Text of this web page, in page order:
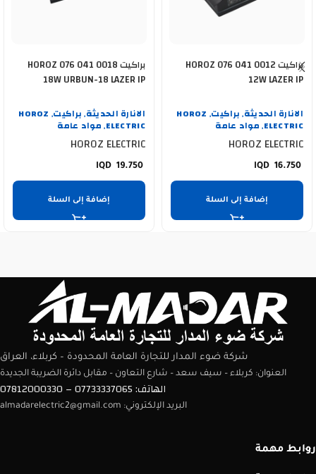
براكيت HOROZ 076 041 0012
12W LAZER IP
الانارة الحديثة, براكيت,
HOROZ
ELECTRIC
, مواد عامة
HOROZ ELECTRIC
16.750
إضافة إلى السلة
براكيت HOROZ 076 041 0018
18W URBUN-18 LAZER IP
الانارة الحديثة, براكيت,
HOROZ
ELECTRIC
, مواد عامة
HOROZ ELECTRIC
19.750
إضافة إلى السلة
شركة ضوء المدار للتجارة العامة المحدودة – كربلاء، العراق
العنوان: كربلاء – سيف سعد – شارع التعاون – مقابل دائرة الضريبة الجديدة
الهاتف: 07733337065 – 07812000330
البريد الإلكتروني: almadarelectric2@gmail.com
روابط مهمة